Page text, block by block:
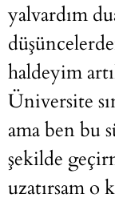
yalvardım
haldeyim
Üniversite
ama ben bu
şekilde
uzatırsam o